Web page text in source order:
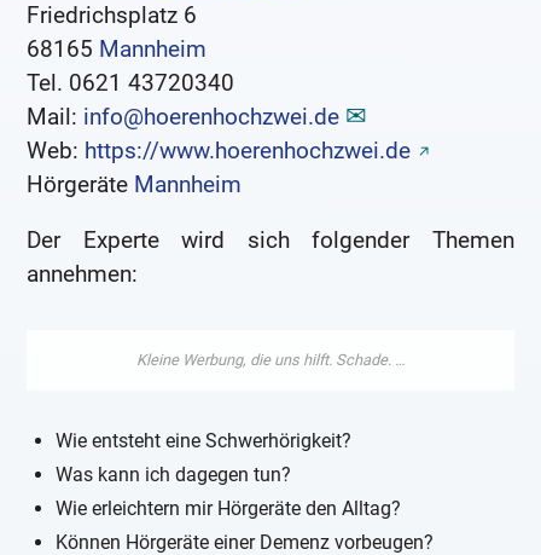
Friedrichsplatz 6
68165 Mannheim
Tel. 0621 43720340
Mail: info@hoerenhochzwei.de
Web: https://www.hoerenhochzwei.de
Hörgeräte Mannheim
Der Experte wird sich folgender Themen
annehmen:
Wie entsteht eine Schwerhörigkeit?
Was kann ich dagegen tun?
Wie erleichtern mir Hörgeräte den Alltag?
Können Hörgeräte einer Demenz vorbeugen?